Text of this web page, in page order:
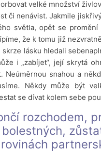
velké množství
či nenávist. Jakmile
světla, opět se
že k tomu již
lásku hledali
i „zabíjet“, její skrytá
Neúměrnou snahou a
Někdy může být
se dívat kolem sebe
rozchodem,
rovinách